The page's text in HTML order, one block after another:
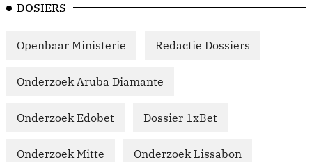
DOSIERS
Openbaar Ministerie Redactie Dossiers
Onderzoek Aruba Diamante
Onderzoek Edobet Dossier 1xBet
Onderzoek Mitte Onderzoek Lissabon